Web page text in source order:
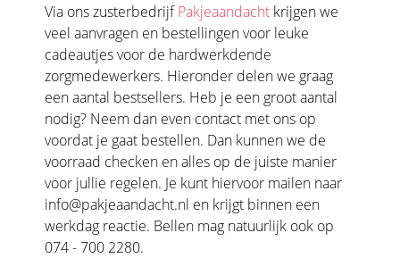
Via ons zusterbedrijfPakjeaandacht krijgen we
veel aanvragen en bestellingen voor leuke
cadeautjes voor de hardwerkdende
zorgmedewerkers. Hieronder delen we graag
een aantal bestsellers. Heb je een groot aantal
nodig? Neem dan even contact met ons op
voordat je gaat bestellen. Dan kunnen we de
voorraad checken en alles op de juiste manier
voor jullie regelen. Je kunt hiervoor mailen naar
info@pakjeaandacht.nl en krijgt binnen een
werkdag reactie. Bellen mag natuurlijk ook op
074 - 700 2280.